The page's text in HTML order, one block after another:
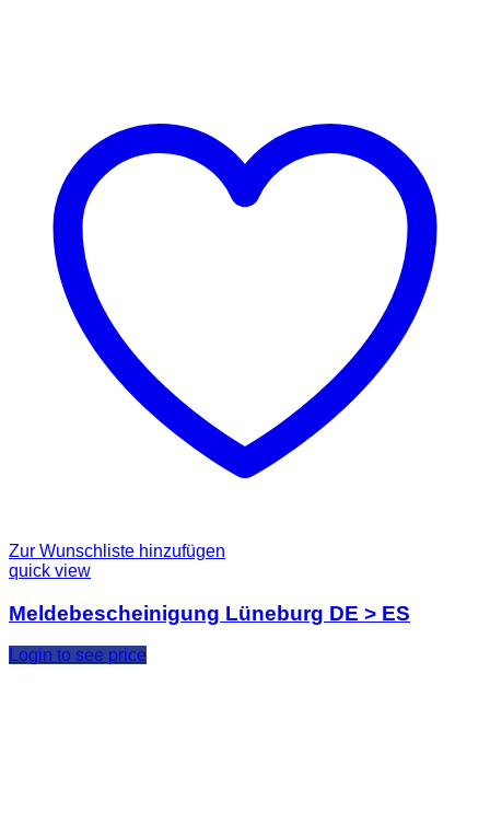
Zur Wunschliste hinzufügen
quick view
Meldebescheinigung Lüneburg DE > ES
Login to see price